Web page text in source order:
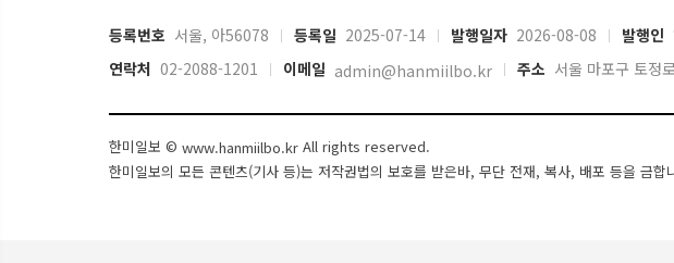
등록번호 서울, 아56078 등록일 2025-07-14 발행일자 2026-08-08 발행인
연락처 02-2088-1201 이메일 admin@hanmiilbo.kr 주소 서울 마포구 토정
한미일보 © www.hanmiilbo.kr All rights reserved.
한미일보의 모든 콘텐츠(기사 등)는 저작권법의 보호를 받은바, 무단 전재, 복사, 배포 등을 금합